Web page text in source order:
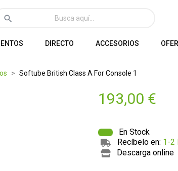
search
DIRECTO ACCESORIOS
Softube British Class A For Console 1
193,00 €
En Stock
Recíbelo en: 1-2
Descarga online